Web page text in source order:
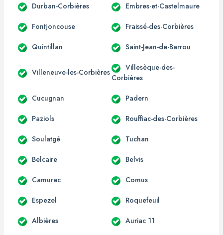
Durban-Corbières Embres-et-Castelmaure
Fontjoncouse Fraissé-des-Corbières
Quintillan Saint-Jean-de-Barrou
Villeneuve-les-Corbières
Villesèque-des-
Corbières
Cucugnan Padern
Paziols Rouffiac-des-Corbières
Soulatgé Tuchan
Belcaire Belvis
Camurac Comus
Espezel Roquefeuil
Albières Auriac 11